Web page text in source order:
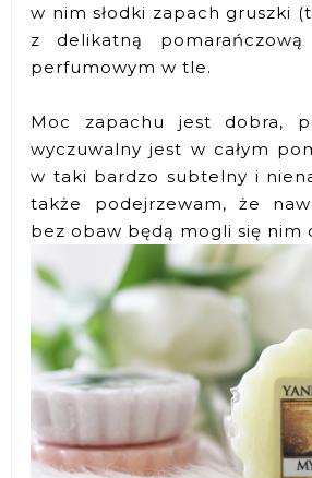
w nim słodki zapach gruszki
z delikatną
perfumowym w tle.
Moc zapachu jest dobra,
wyczuwalny jest w całym
w taki bardzo subtelny i
także podejrzewam, że
bez obaw będą mogli się nim